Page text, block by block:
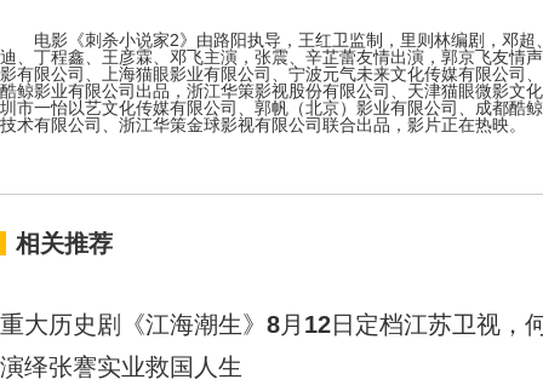
电影《刺杀小说家2》由路阳执导，王红卫监制，里则林编剧，邓超
迪、丁程鑫、王彦霖、邓飞主演，张震、辛芷蕾友情出演，郭京飞友情
影有限公司、上海猫眼影业有限公司、宁波元气未来文化传媒有限公司
酷鲸影业有限公司出品，浙江华策影视股份有限公司、天津猫眼微影文
圳市一怡以艺文化传媒有限公司、郭帆（北京）影业有限公司、成都酷
技术有限公司、浙江华策金球影视有限公司联合出品，影片正在热映。
相关推荐
重大历史剧《江海潮生》8月12日定档江苏卫视，
演绎张謇实业救国人生